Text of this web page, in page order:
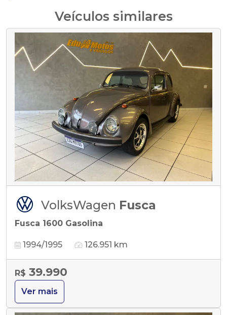
Veículos similares
VolksWagen Fusca
Fusca 1600 Gasolina
1994/1995 126.951 km
R$ 39.990
Ver mais